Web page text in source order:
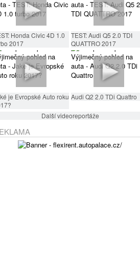
Honda Civic 4D 1.0
2017
TEST: Audi Q5 2.0 TDI
QUATTRO 2017
je Evropské Auto roku Audi Q2 2.0 TDi Quattro
Další videoreportáže